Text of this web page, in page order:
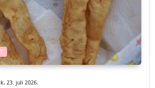
23. juli 2026.